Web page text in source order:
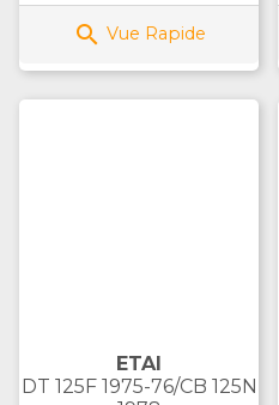
 Vue Rapide
ETAI
DT 125F 1975-76/CB 125N